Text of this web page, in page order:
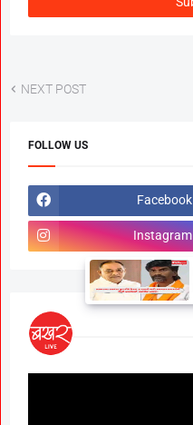
NEXT POST
FOLLOW US
Facebook
Instagram